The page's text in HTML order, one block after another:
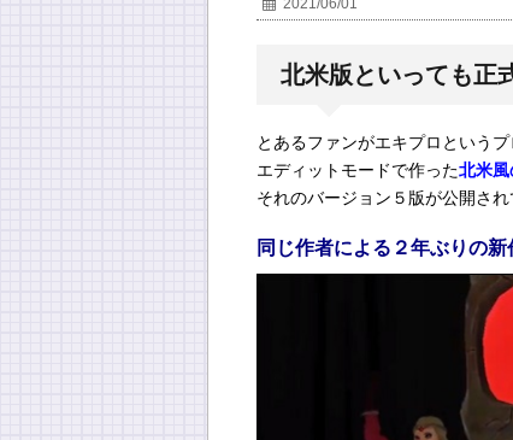
2021/06/01
北米版といっても正
とあるファンがエキプロという
エディットモードで作った北米風
それのバージョン５版が公開され
同じ作者による２年ぶりの新